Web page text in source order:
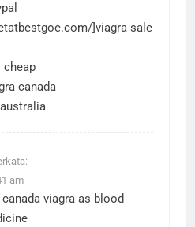
]viagra sale
cheap
canada
am
viagra as blood